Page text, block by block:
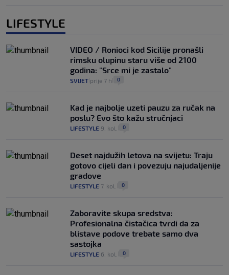
LIFESTYLE
VIDEO / Ronioci kod Sicilije pronašli
rimsku olupinu staru više od 2100
godina: "Srce mi je zastalo"
SVIJET prije 7 h 0
Kad je najbolje uzeti pauzu za ručak na
poslu? Evo što kažu stručnjaci
LIFESTYLE 9. kol. 0
Deset najdužih letova na svijetu: Traju
gotovo cijeli dan i povezuju najudaljenije
gradove
LIFESTYLE 7. kol. 0
Zaboravite skupa sredstva:
Profesionalna čistačica tvrdi da za
blistave podove trebate samo dva
sastojka
LIFESTYLE 6. kol. 0